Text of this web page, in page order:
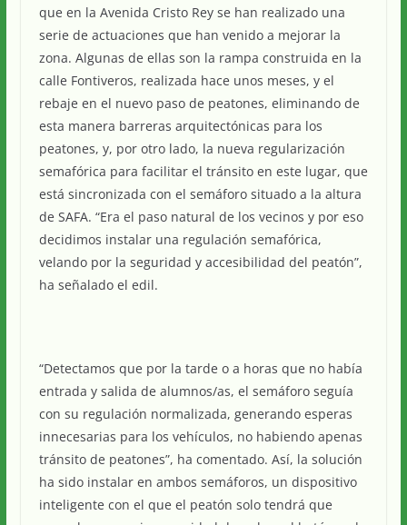
que en la Avenida Cristo Rey se han realizado una
serie de actuaciones que han venido a mejorar la
zona. Algunas de ellas son la rampa construida en la
calle Fontiveros, realizada hace unos meses, y el
rebaje en el nuevo paso de peatones, eliminando de
esta manera barreras arquitectónicas para los
peatones, y, por otro lado, la nueva regularización
semafórica para facilitar el tránsito en este lugar, que
está sincronizada con el semáforo situado a la altura
de SAFA. “Era el paso natural de los vecinos y por eso
decidimos instalar una regulación semafórica,
velando por la seguridad y accesibilidad del peatón”,
ha señalado el edil.
“Detectamos que por la tarde o a horas que no había
entrada y salida de alumnos/as, el semáforo seguía
con su regulación normalizada, generando esperas
innecesarias para los vehículos, no habiendo apenas
tránsito de peatones”, ha comentado. Así, la solución
ha sido instalar en ambos semáforos, un dispositivo
inteligente con el que el peatón solo tendrá que